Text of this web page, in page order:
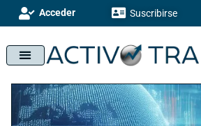
Acceder Suscribirse